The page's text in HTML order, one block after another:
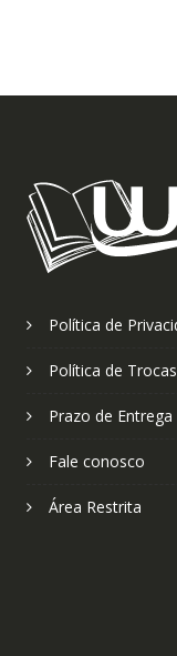
Política de
Política de
Prazo de Entrega
Fale conosco
Área Restrita